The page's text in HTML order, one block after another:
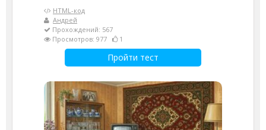
HTML-код
Андрей
Прохождений: 567
Просмотров: 977
1
Пройти тест